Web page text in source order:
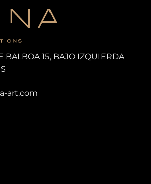
BALBOA 15, BAJO IZQUIERDA
art.com